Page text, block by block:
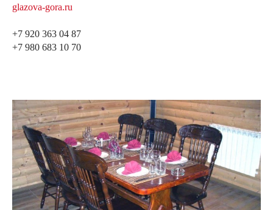
glazova-gora.ru
+7 920 363 04 87
+7 980 683 10 70